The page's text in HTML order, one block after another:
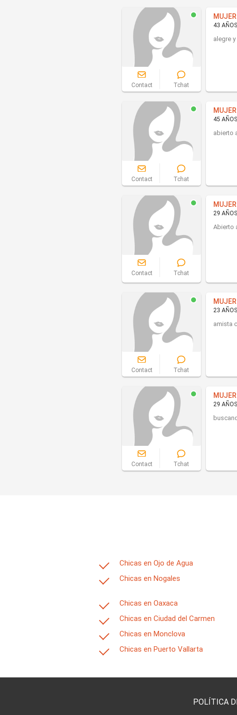
Contact Tchat
MUJER
43 AÑOS
alegre
Contact Tchat
MUJER
45 AÑOS
abierto
Contact Tchat
MUJER
29 AÑOS
Abierto
Contact Tchat
MUJER
23 AÑOS
amista
Contact Tchat
MUJER
29 AÑOS
Chicas en Ojo de Agua
Chicas en Nogales
Chicas en Oaxaca
Chicas en Ciudad del Carmen
Chicas en Monclova
Chicas en Puerto Vallarta
POLÍTICA